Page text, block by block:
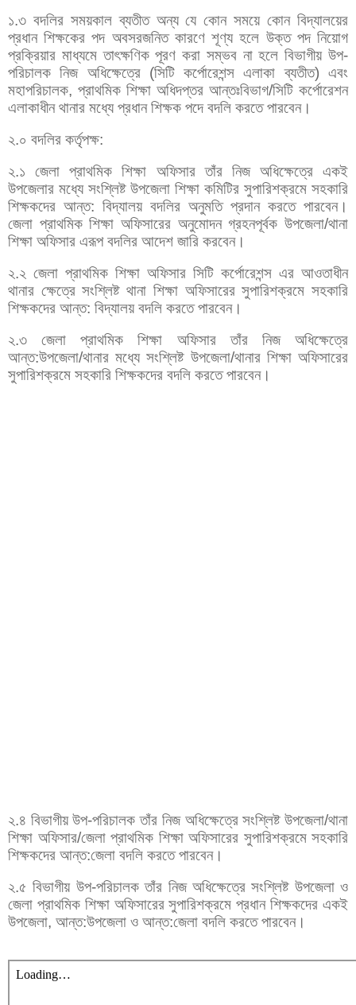
১.৩ বদলির সময়কাল ব্যতীত অন্য যে কোন সময়ে কোন বিদ্যালয়ের
প্রধান শিক্ষকের পদ অবসরজনিত কারণে শূণ্য হলে উক্ত পদ নিয়োগ
প্রক্রিয়ার মাধ্যমে তাৎক্ষণিক পূরণ করা সম্ভব না হলে বিভাগীয় উপ-
পরিচালক নিজ অধিক্ষেত্রে (সিটি কর্পোরেশন্স এলাকা ব্যতীত) এবং
মহাপরিচালক, প্রাথমিক শিক্ষা অধিদপ্তর আন্তঃবিভাগ/সিটি কর্পোরেশন
এলাকাধীন থানার মধ্যে প্রধান শিক্ষক পদে বদলি করতে পারবেন।
২.০ বদলির কর্তৃপক্ষ:
২.১ জেলা প্রাথমিক শিক্ষা অফিসার তাঁর নিজ অধিক্ষেত্রে একই
উপজেলার মধ্যে সংশ্লিষ্ট উপজেলা শিক্ষা কমিটির সুপারিশক্রমে সহকারি
শিক্ষকদের আন্ত: বিদ্যালয় বদলির অনুমতি প্রদান করতে পারবেন।
জেলা প্রাথমিক শিক্ষা অফিসারের অনুমোদন গ্রহনপূর্বক উপজেলা/থানা
শিক্ষা অফিসার এরূপ বদলির আদেশ জারি করবেন।
২.২ জেলা প্রাথমিক শিক্ষা অফিসার সিটি কর্পোরেশন্স এর আওতাধীন
থানার ক্ষেত্রে সংশ্লিষ্ট থানা শিক্ষা অফিসারের সুপারিশক্রমে সহকারি
শিক্ষকদের আন্ত: বিদ্যালয় বদলি করতে পারবেন।
২.৩ জেলা প্রাথমিক শিক্ষা অফিসার তাঁর নিজ অধিক্ষেত্রে
আন্ত:উপজেলা/থানার মধ্যে সংশ্লিষ্ট উপজেলা/থানার শিক্ষা অফিসারের
সুপারিশক্রমে সহকারি শিক্ষকদের বদলি করতে পারবেন।
২.৪ বিভাগীয় উপ-পরিচালক তাঁর নিজ অধিক্ষেত্রে সংশ্লিষ্ট উপজেলা/থানা
শিক্ষা অফিসার/জেলা প্রাথমিক শিক্ষা অফিসারের সুপারিশক্রমে সহকারি
শিক্ষকদের আন্ত:জেলা বদলি করতে পারবেন।
২.৫ বিভাগীয় উপ-পরিচালক তাঁর নিজ অধিক্ষেত্রে সংশ্লিষ্ট উপজেলা ও
জেলা প্রাথমিক শিক্ষা অফিসারের সুপারিশক্রমে প্রধান শিক্ষকদের একই
উপজেলা, আন্ত:উপজেলা ও আন্ত:জেলা বদলি করতে পারবেন।